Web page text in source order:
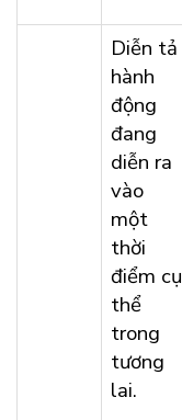
Diễn tả
hành
động
đang
diễn ra
vào
một
thời
điểm cụ
thể
trong
tương
lai.